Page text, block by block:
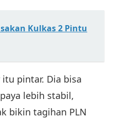
Kulkas 2 Pintu
pintar. Dia bisa
lebih stabil,
bikin tagihan PLN